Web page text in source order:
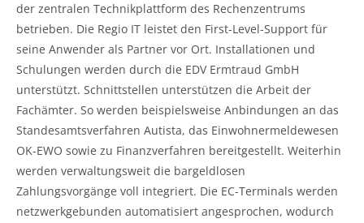
der zentralen Technikplattform des Rechenzentrums
betrieben. Die Regio IT leistet den First-Level-Support für
seine Anwender als Partner vor Ort. Installationen und
Schulungen werden durch die EDV Ermtraud GmbH
unterstützt. Schnittstellen unterstützen die Arbeit der
Fachämter. So werden beispielsweise Anbindungen an das
Standesamtsverfahren Autista, das Einwohnermeldewesen
OK-EWO sowie zu Finanzverfahren bereitgestellt. Weiterhin
werden verwaltungsweit die bargeldlosen
Zahlungsvorgänge voll integriert. Die EC-Terminals werden
netzwerkgebunden automatisiert angesprochen, wodurch